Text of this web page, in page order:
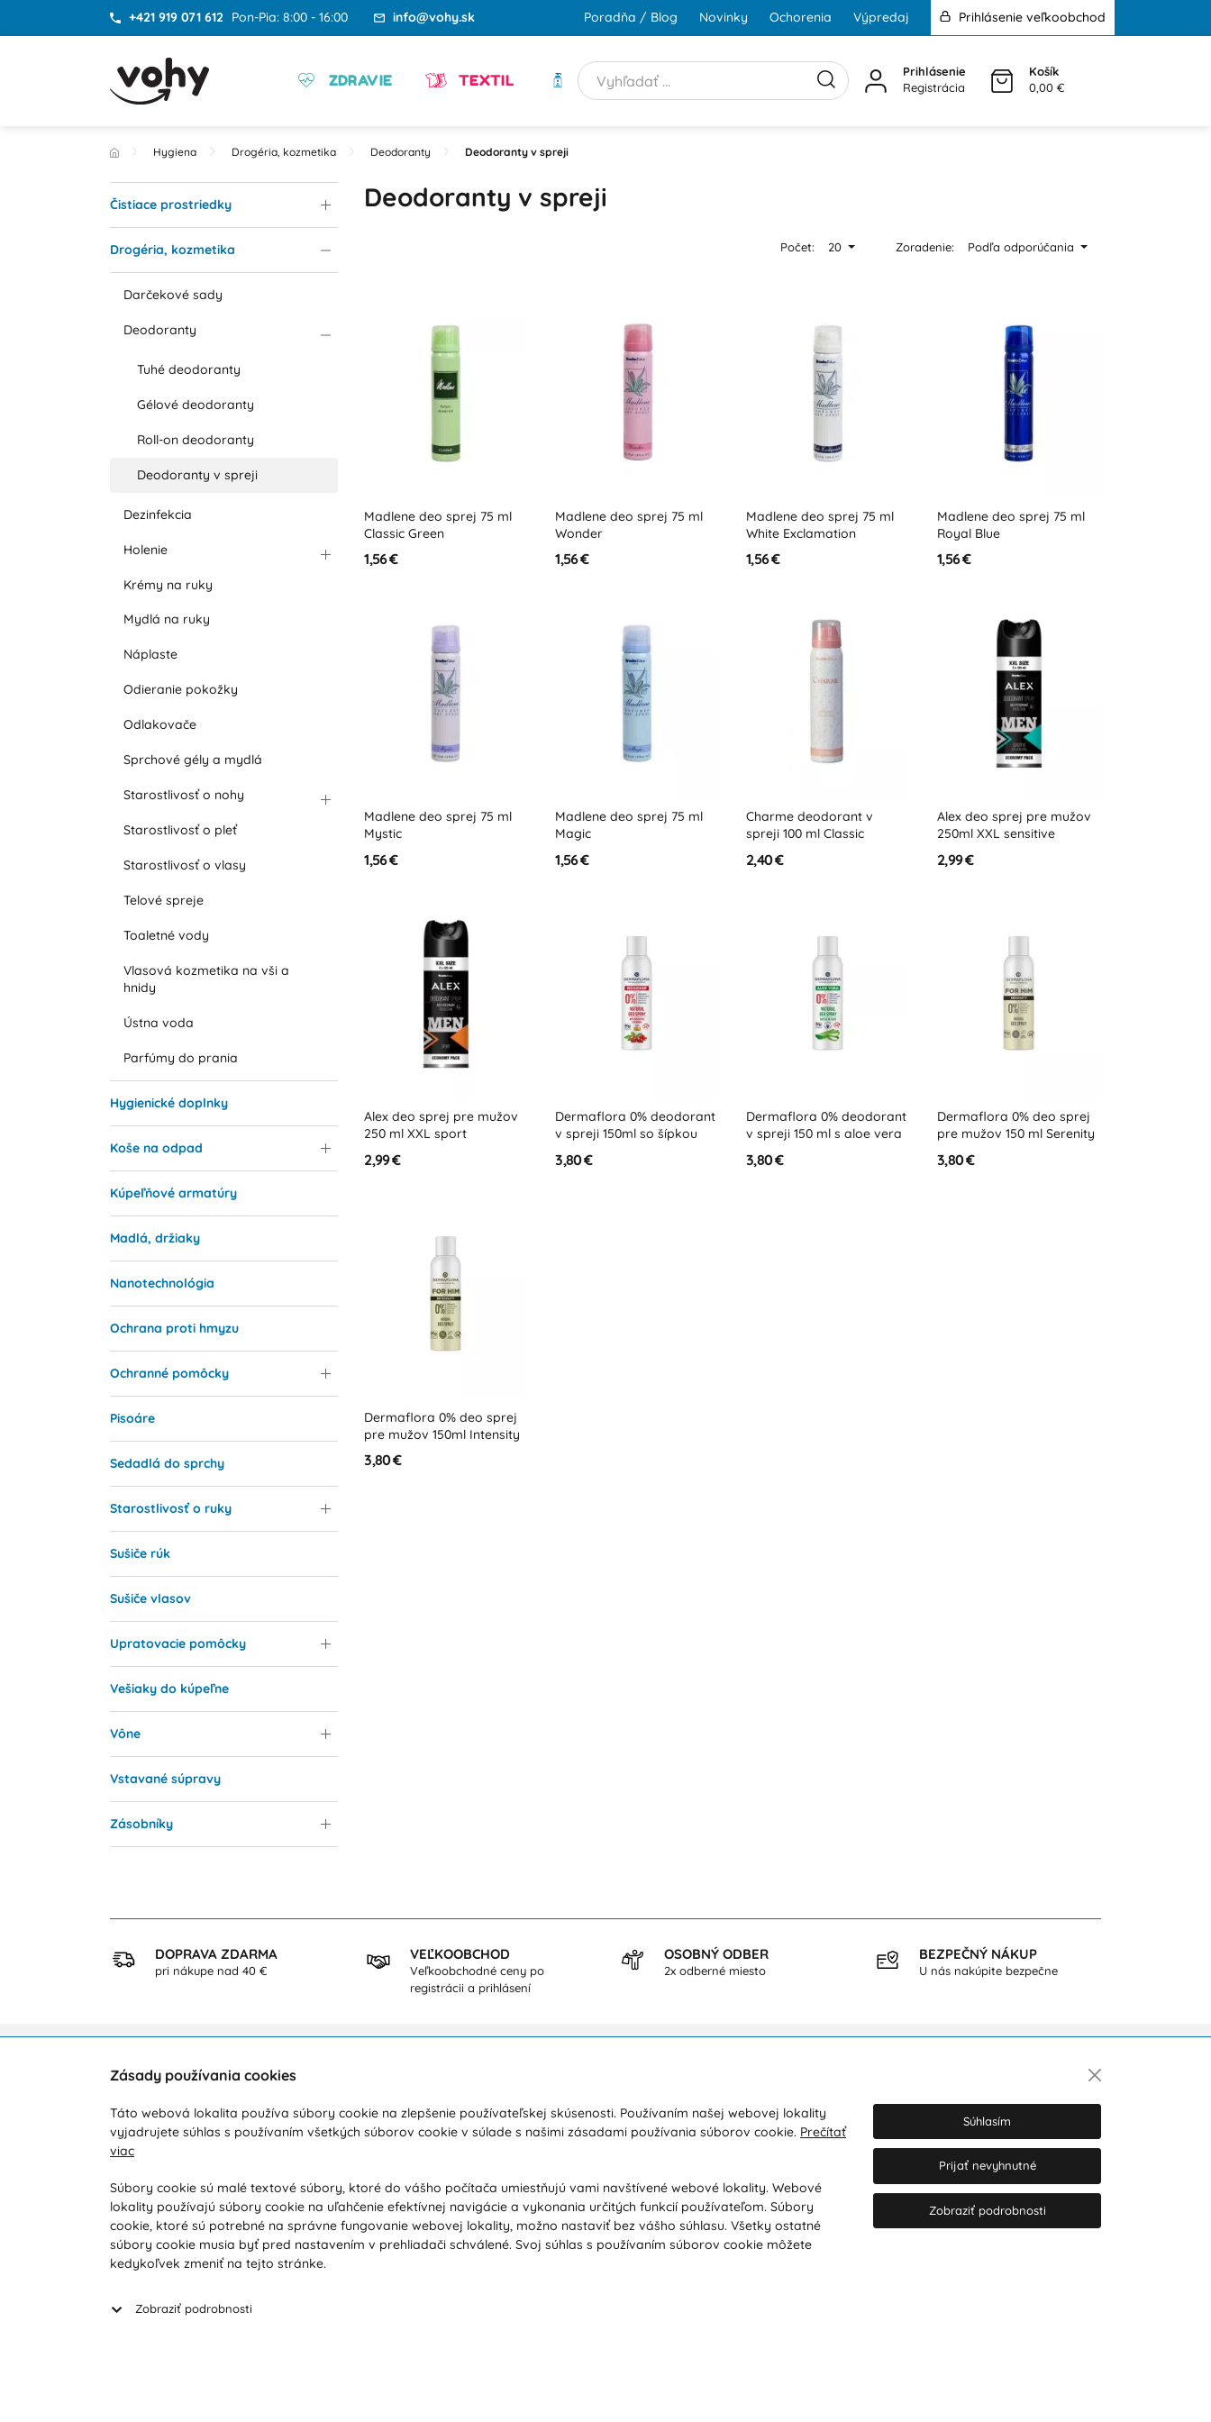
+421 919 071 612 Pon-Pia: 8:00 - 16:00 info@vohy.sk Poradňa / Blog Novinky Ochorenia Výpredaj Prihlásenie veľkoobchod
ZDRAVIE TEXTIL HYGIENA
Prihlásenie
Registrácia
Košík
0,00 €
Hygiena Drogéria, kozmetika Deodoranty Deodoranty v spreji
Deodoranty v spreji
Počet: 20 Zoradenie: Podľa odporúčania
Madlene deo sprej 75 ml
Classic Green
1,56 €
Madlene deo sprej 75 ml
Wonder
1,56 €
Madlene deo sprej 75 ml
White Exclamation
1,56 €
Madlene deo sprej 75 ml
Royal Blue
1,56 €
Madlene deo sprej 75 ml
Mystic
1,56 €
Madlene deo sprej 75 ml
Magic
1,56 €
Charme deodorant v
spreji 100 ml Classic
2,40 €
Alex deo sprej pre mužov
250ml XXL sensitive
2,99 €
Alex deo sprej pre mužov
250 ml XXL sport
2,99 €
Dermaflora 0% deodorant
v spreji 150ml so šípkou
3,80 €
Dermaflora 0% deodorant
v spreji 150 ml s aloe vera
3,80 €
Dermaflora 0% deo sprej
pre mužov 150 ml Serenity
3,80 €
Dermaflora 0% deo sprej
pre mužov 150ml Intensity
3,80 €
Čistiace prostriedky
Drogéria, kozmetika
Darčekové sady
Deodoranty
Tuhé deodoranty
Gélové deodoranty
Roll-on deodoranty
Deodoranty v spreji
Dezinfekcia
Holenie
Krémy na ruky
Mydlá na ruky
Náplaste
Odieranie pokožky
Odlakovače
Sprchové gély a mydlá
Starostlivosť o nohy
Starostlivosť o pleť
Starostlivosť o vlasy
Telové spreje
Toaletné vody
Vlasová kozmetika na vši a
hnidy
Ústna voda
Parfúmy do prania
Hygienické doplnky
Koše na odpad
Kúpeľňové armatúry
Madlá, držiaky
Nanotechnológia
Ochrana proti hmyzu
Ochranné pomôcky
Pisoáre
Sedadlá do sprchy
Starostlivosť o ruky
Sušiče rúk
Sušiče vlasov
Upratovacie pomôcky
Vešiaky do kúpeľne
Vône
Vstavané súpravy
Zásobníky
DOPRAVA ZDARMA
pri nákupe nad 40 €
VEĽKOOBCHOD
Veľkoobchodné ceny po
registrácii a prihlásení
OSOBNÝ ODBER
2x odberné miesto
BEZPEČNÝ NÁKUP
U nás nakúpite bezpečne
Zákaznícka podpora
Počas pracovných dní od 8:00 do 16:00
+421 919 071 612
info@vohy.sk
Doprava a platba
Obchodné podmienky
Reklamácia / Vrátenie tovaru
Reklamačný poriadok / Vrátenie tovaru
Kontakty
Ochrana osobných údajov
Poradňa / Blog
Veľkoobchodná spolupráca B2B
Súhlasím so spracovaním osobných
údajov pre marketingové účely.Zásady
Zásady používania cookies
Táto webová lokalita používa súbory cookie na zlepšenie používateľskej skúsenosti. Používaním našej webovej lokality
vyjadrujete súhlas s používaním všetkých súborov cookie v súlade s našimi zásadami používania súborov cookie. Prečítať
viac
Súbory cookie sú malé textové súbory, ktoré do vášho počítača umiestňujú vami navštívené webové lokality. Webové
lokality používajú súbory cookie na uľahčenie efektívnej navigácie a vykonania určitých funkcií používateľom. Súbory
cookie, ktoré sú potrebné na správne fungovanie webovej lokality, možno nastaviť bez vášho súhlasu. Všetky ostatné
súbory cookie musia byť pred nastavením v prehliadači schválené. Svoj súhlas s používaním súborov cookie môžete
kedykoľvek zmeniť na tejto stránke.
Zobraziť podrobnosti
Súhlasím
Prijať nevyhnutné
Zobraziť podrobnosti